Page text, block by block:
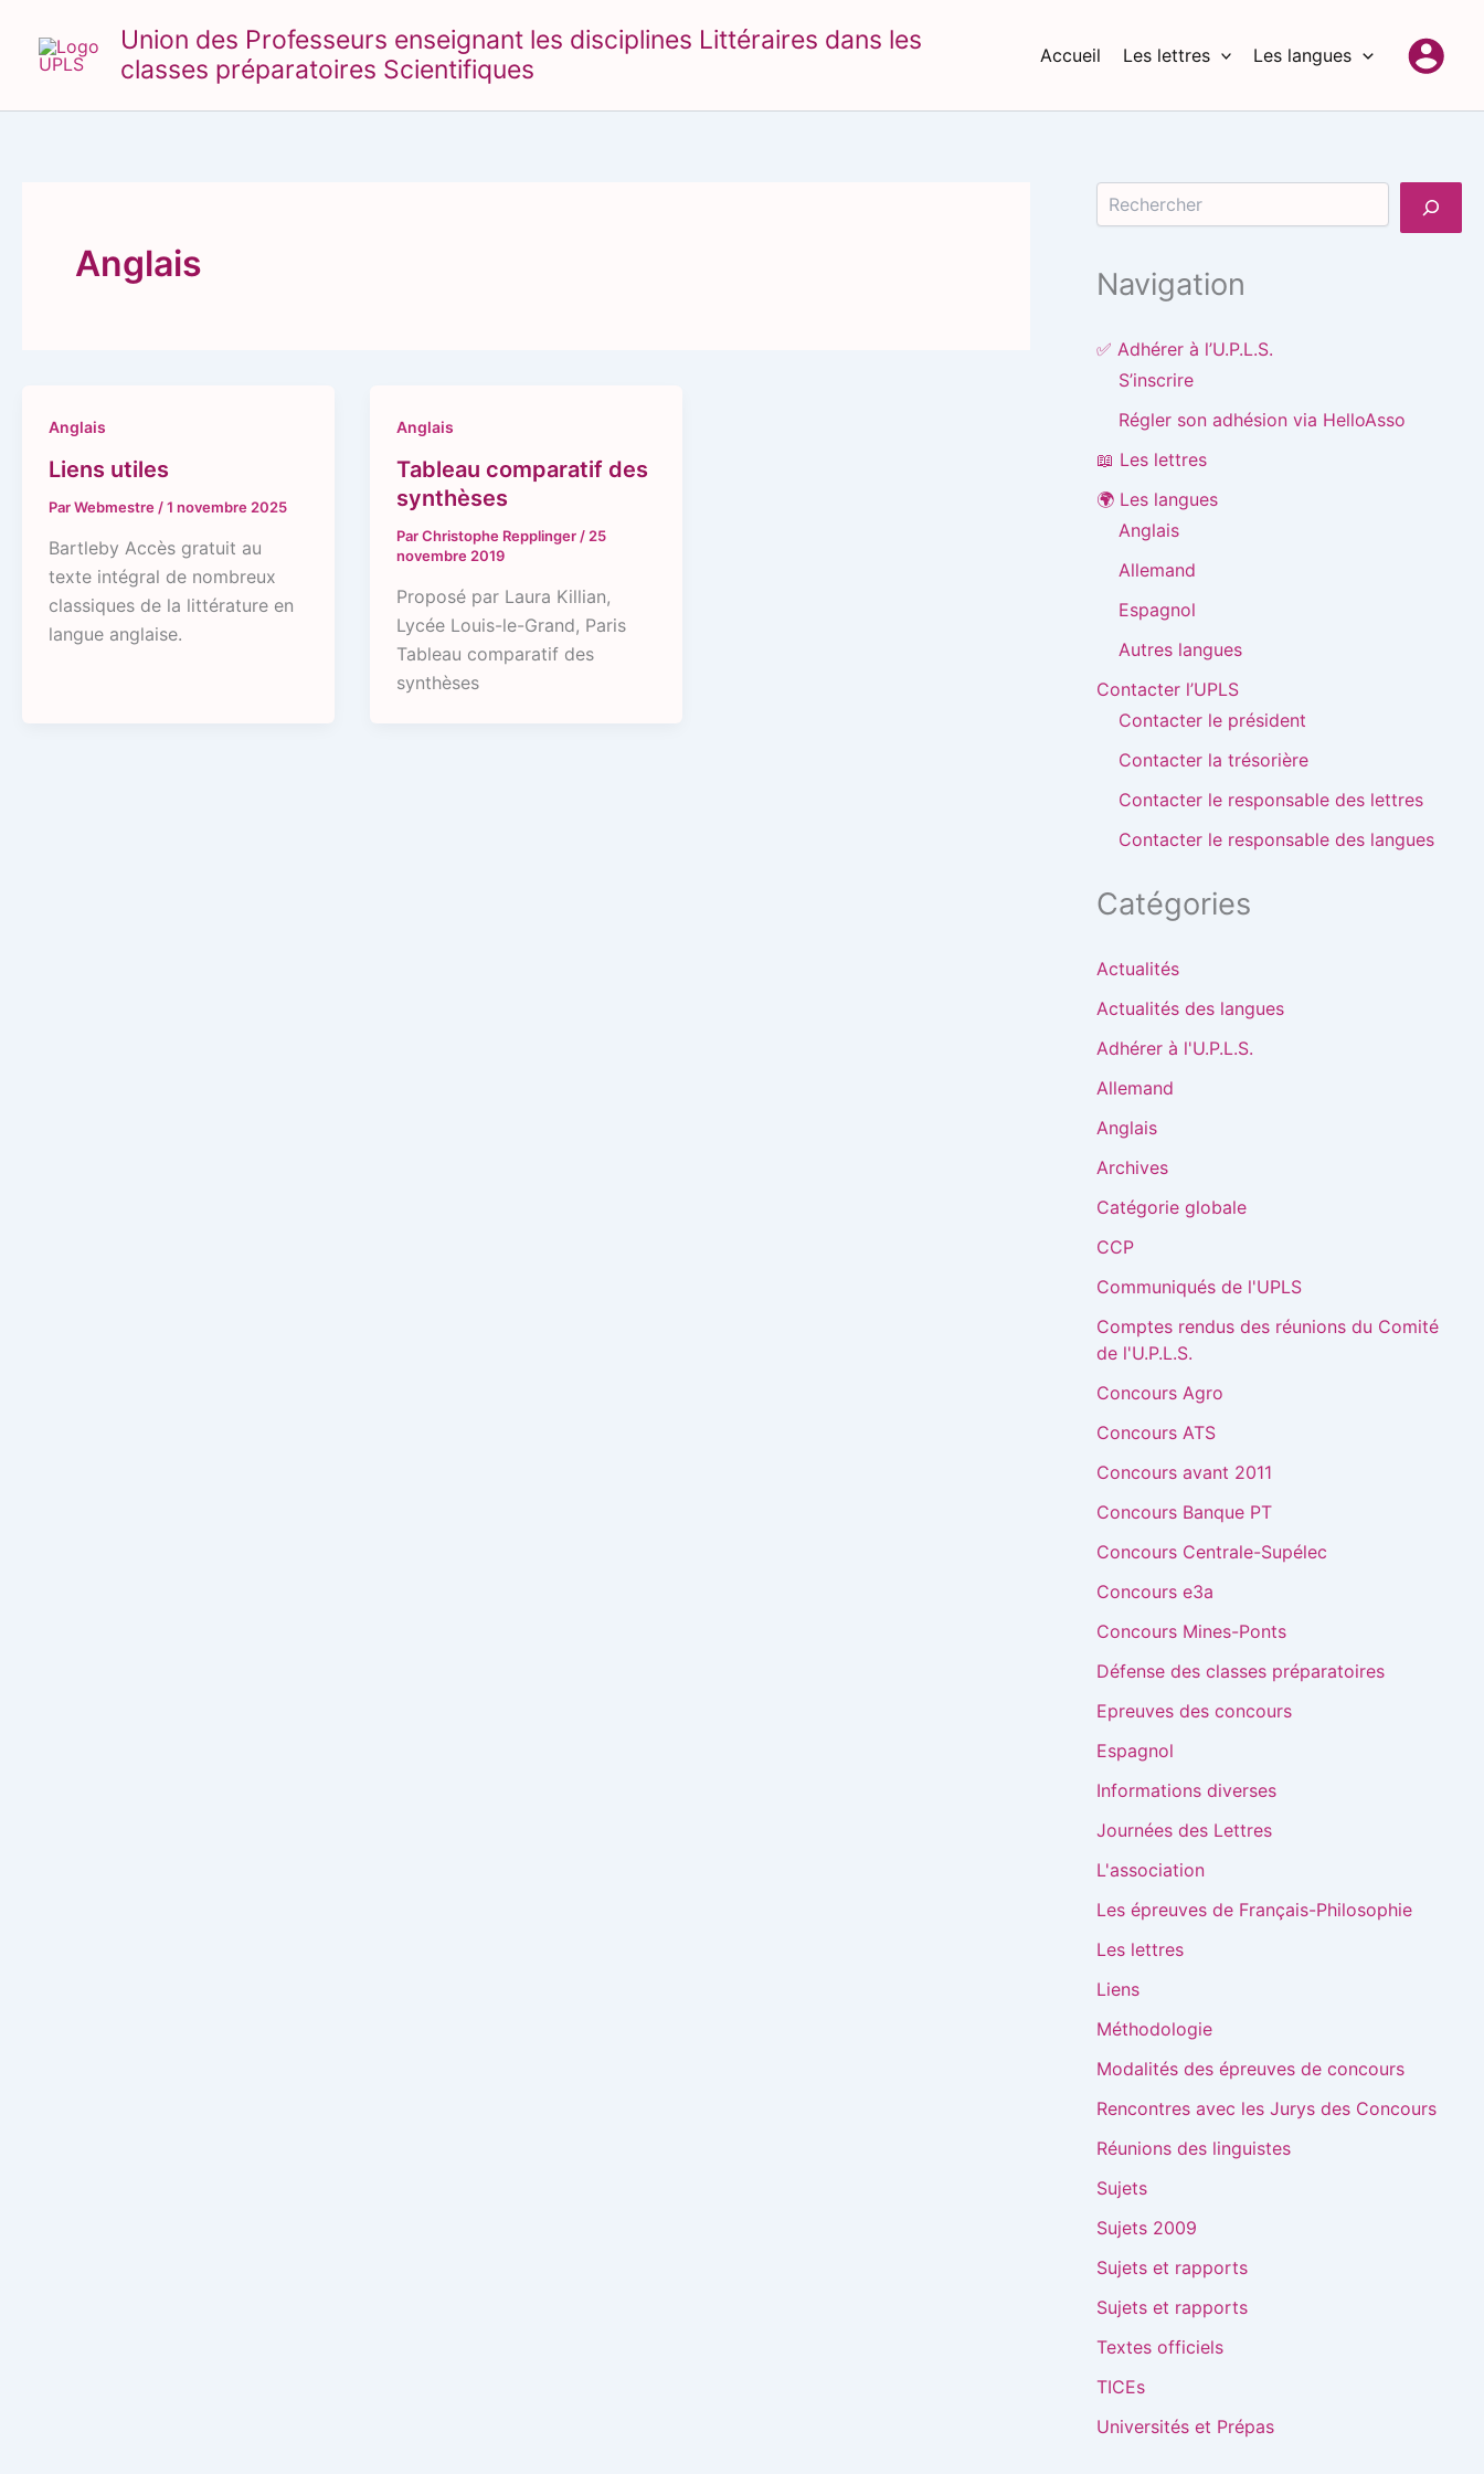
contenu
Union des Professeurs enseignant les disciplines Littéraires dans les
classes préparatoires Scientifiques
Accueil Les lettres Les langues
Anglais
Anglais
Liens utiles
ParWebmestre /1 novembre 2025
Bartleby Accès gratuit au
texte intégral de nombreux
classiques de la littérature en
langue anglaise.
Anglais
Tableau comparatif des
synthèses
ParChristophe Repplinger / 25
novembre 2019
Proposé par Laura Killian,
Lycée Louis-le-Grand, Paris
Tableau comparatif des
synthèses
Rechercher
Navigation
✅ Adhérer à l’U.P.L.S.
S’inscrire
Régler son adhésion via HelloAsso
📖 Les lettres
🌍 Les langues
Anglais
Allemand
Espagnol
Autres langues
Contacter l’UPLS
Contacter le président
Contacter la trésorière
Contacter le responsable des lettres
Contacter le responsable des langues
Catégories
Actualités
Actualités des langues
Adhérer à l'U.P.L.S.
Allemand
Anglais
Archives
Catégorie globale
CCP
Communiqués de l'UPLS
Comptes rendus des réunions du Comité
de l'U.P.L.S.
Concours Agro
Concours ATS
Concours avant 2011
Concours Banque PT
Concours Centrale-Supélec
Concours e3a
Concours Mines-Ponts
Défense des classes préparatoires
Epreuves des concours
Espagnol
Informations diverses
Journées des Lettres
L'association
Les épreuves de Français-Philosophie
Les lettres
Liens
Méthodologie
Modalités des épreuves de concours
Rencontres avec les Jurys des Concours
Réunions des linguistes
Sujets
Sujets 2009
Sujets et rapports
Sujets et rapports
Textes officiels
TICEs
Universités et Prépas